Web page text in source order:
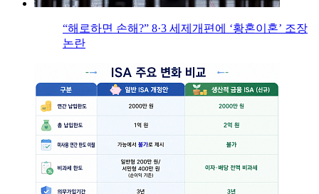
“해로하면 손해?” 8·3 세제개편에 ‘황혼이혼’ 조장
논란